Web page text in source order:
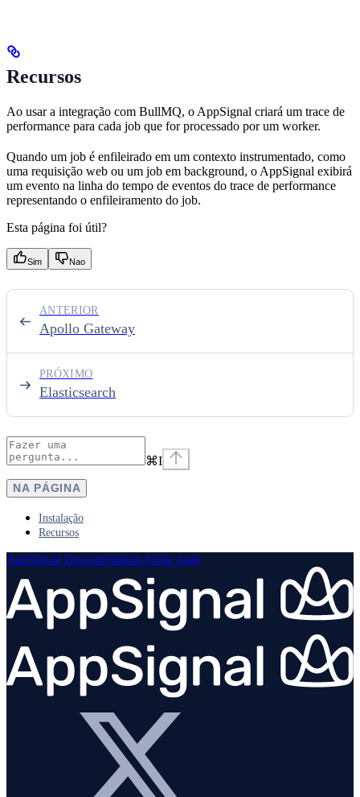
Recursos
Ao usar a integração com BullMQ, o AppSignal criará um trace de
performance para cada job que for processado por um worker.
Quando um job é enfileirado em um contexto instrumentado, como
uma requisição web ou um job em background, o AppSignal exibirá
um evento na linha do tempo de eventos do trace de performance
representando o enfileiramento do job.
Esta página foi útil?
Sim Nao
Apollo Gateway
ANTERIOR
Elasticsearch
PRÓXIMO
⌘I
NA PÁGINA
Instalação
Recursos
AppSignal Documentation home page